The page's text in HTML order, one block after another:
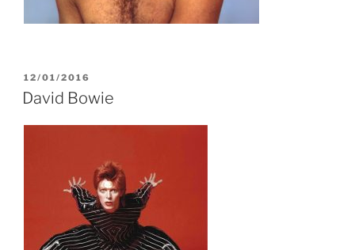
PUBLIÉ
LE
12/01/2016
David Bowie